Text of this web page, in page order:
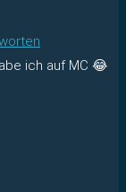
ich auf MC 😂